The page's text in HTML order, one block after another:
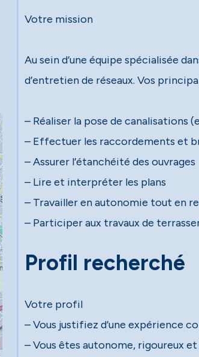
Votre mission
Au sein d’une équipe spécialisée
d’entretien de réseaux. Vos
– Réaliser la pose de canalisations
– Effectuer les raccordements et
– Assurer l’étanchéité des ouvrages
– Lire et interpréter les plans
– Travailler en autonomie tout en
– Participer aux travaux de
Profil recherché
Votre profil
– Vous justifiez d’une expérience
– Vous êtes autonome, rigoureux et